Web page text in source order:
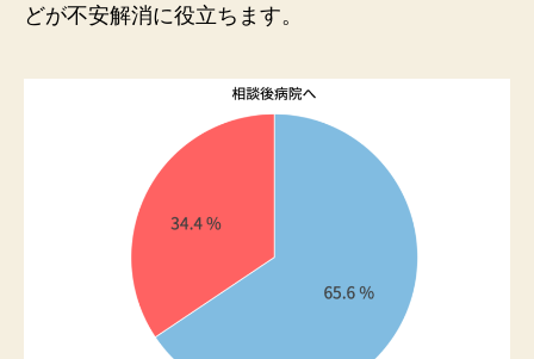
どが不安解消に役立ちます。